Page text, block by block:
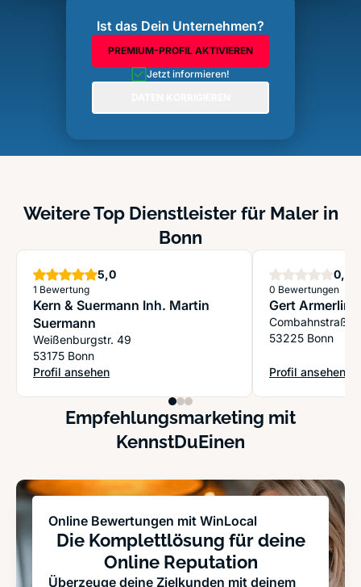
Ist das Dein Unternehmen?
PREMIUM-PROFIL AKTIVIEREN
Jetzt informieren!
Weitere Top Dienstleister für Maler in
Bonn
5,0Sterne
1 Bewertung
Kern & Suermann Inh. Martin
Suermann
Weißenburgstr. 49
53175 Bonn
Profil ansehen
: Kern & Suermann Inh. Martin Suermann
0,0
0 Bewertungen
Gert Armerling
Combahnstraße
53225 Bonn
Profil ansehen
: Gert Armerling
Empfehlungsmarketing mit
KennstDuEinen
Online Bewertungen mit WinLocal
Die Komplettlösung für deine
Online Reputation
Überzeuge deine Zielkunden mit deinem